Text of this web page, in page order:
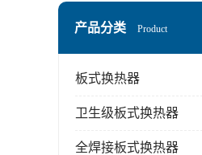
产品分类 Product
板式换热器
卫生级板式换热器
全焊接板式换热器